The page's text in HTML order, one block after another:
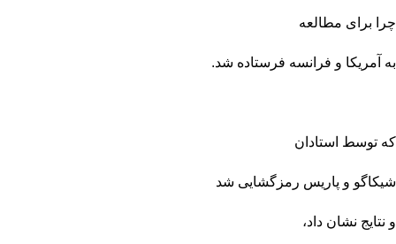
چرا برای مطالعه
به آمریکا و فرانسه فرستاده شد.
که توسط استادان
شیکاگو و پاریس رمزگشایی شد
و نتایج نشان داد،